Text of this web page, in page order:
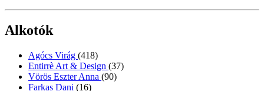
Alkotók
Agócs Virág (418)
Entirrè Art & Design (37)
Vörös Eszter Anna (90)
Farkas Dani (16)